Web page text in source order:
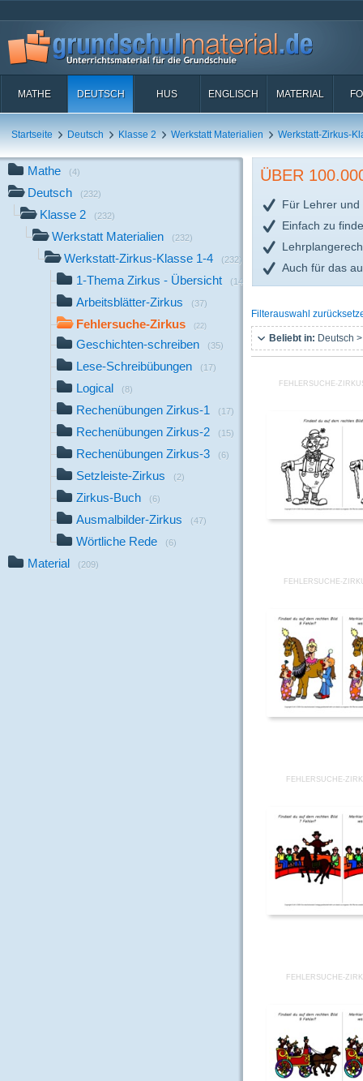
MATHE DEUTSCH HUS ENGLISCH MATERIAL
Startseite Deutsch Klasse 2 Werkstatt Materialien Werkstatt-Zirkus-
Mathe (4)
Deutsch (232)
Klasse 2 (232)
Werkstatt Materialien (232)
Werkstatt-Zirkus-Klasse 1-4 (232)
1-Thema Zirkus - Übersicht (14)
Arbeitsblätter-Zirkus (37)
Fehlersuche-Zirkus (22)
Geschichten-schreiben (35)
Lese-Schreibübungen (17)
Logical (8)
Rechenübungen Zirkus-1 (17)
Rechenübungen Zirkus-2 (15)
Rechenübungen Zirkus-3 (6)
Setzleiste-Zirkus (2)
Zirkus-Buch (6)
Ausmalbilder-Zirkus (47)
Wörtliche Rede (6)
Material (209)
ÜBER
Für Lehrer und
Einfach zu
Auch für das
Filterauswahl
Beliebt in: Deutsch
FEHLERSUCHE-
FEHLERSUCHE-
FEHLERSUCHE-
FEHLERSUCHE-